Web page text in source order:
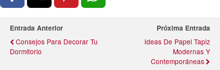
Entrada Anterior
Consejos Para Decorar Tu
Dormitorio
Próxima Entrada
Ideas De Papel Tapiz
Modernas Y
Contemporáneas